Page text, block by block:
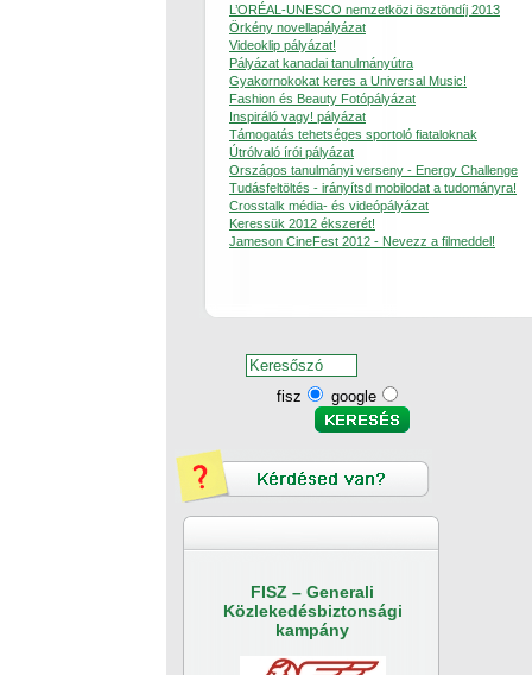
L’ORÉAL-UNESCO nemzetközi ösztöndíj 2013
Örkény novellapályázat
Videoklip pályázat!
Pályázat kanadai tanulmányútra
Gyakornokokat keres a Universal Music!
Fashion és Beauty Fotópályázat
Inspiráló vagy! pályázat
Támogatás tehetséges sportoló fiataloknak
Útrólvaló írói pályázat
Országos tanulmányi verseny - Energy Challenge
Tudásfeltöltés - irányítsd mobilodat a tudományra!
Crosstalk média- és videópályázat
Keressük 2012 ékszerét!
Jameson CineFest 2012 - Nevezz a filmeddel!
fisz google
FISZ – Generali
Közlekedésbiztonsági
kampány